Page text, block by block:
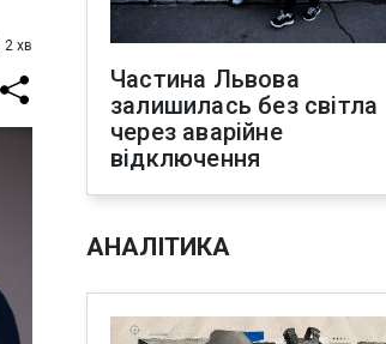
2 хв
Частина Львова
залишилась без світла
через аварійне
відключення
АНАЛІТИКА